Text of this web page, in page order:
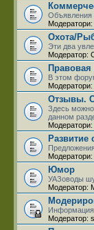
Объявления
Модератори:
Охота/
Эти два
Модератор:
В этом
Модератори:
Отзывы.
Здесь можно
данном
Модератори:
Развитие
Модератори:
Юмор
УАЗоводы
Модератор:
Информация
Модератор: